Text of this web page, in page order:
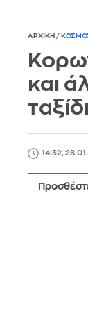
ΑΡΧΙΚΗ /
και
14:32,